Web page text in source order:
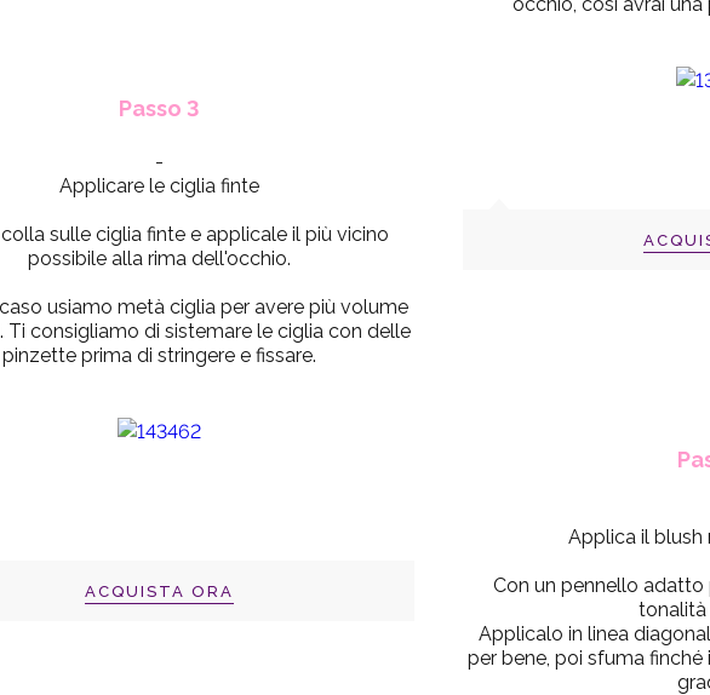
Passo 3
-
Applicare le ciglia finte
sulle ciglia finte e applicale il più vicino
possibile alla rima dell'occhio.
usiamo metà ciglia per avere più volume
Ti consigliamo di sistemare le ciglia con delle
pinzette prima di stringere e fissare.
ACQUISTA ORA
Applica il blush
Con un pennello adatto
tonalità
Applicalo in linea
per bene, poi sfuma